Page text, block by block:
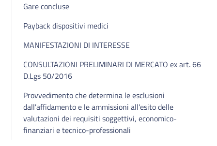
Gare concluse
Payback dispositivi medici
MANIFESTAZIONI DI INTERESSE
CONSULTAZIONI PRELIMINARI DI MERCATO ex art. 66
D.Lgs 50/2016
Provvedimento che determina le esclusioni
dall'affidamento e le ammissioni all'esito delle
valutazioni dei requisiti soggettivi, economico-
finanziari e tecnico-professionali